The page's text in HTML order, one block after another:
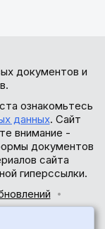
документов и
ознакомьтесь
данных. Сайт
внимание -
документов
сайта
гиперссылки.